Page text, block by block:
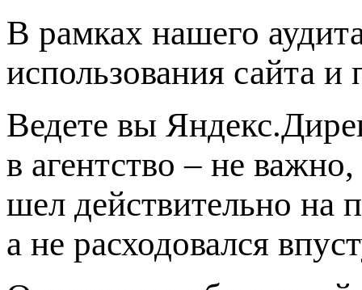
В рамках нашего
использования сайта
Ведете вы
в агентство – не
шел действительно на
а не расходовался